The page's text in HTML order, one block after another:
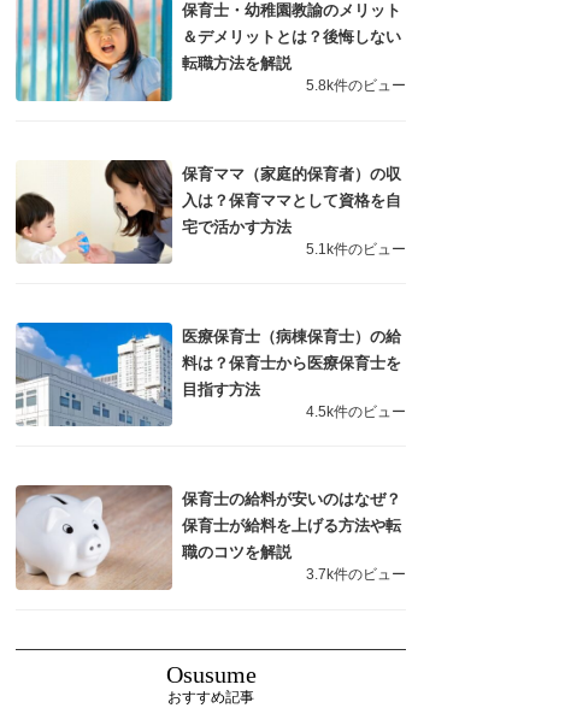
保育士・幼稚園教諭のメリット
＆デメリットとは？後悔しない
転職方法を解説
5.8k件のビュー
保育ママ（家庭的保育者）の収
入は？保育ママとして資格を自
宅で活かす方法
5.1k件のビュー
医療保育士（病棟保育士）の給
料は？保育士から医療保育士を
目指す方法
4.5k件のビュー
保育士の給料が安いのはなぜ？
保育士が給料を上げる方法や転
職のコツを解説
3.7k件のビュー
Osusume
おすすめ記事